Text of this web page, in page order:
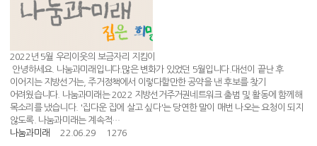
2022년 5월 우리이웃의 보금자리 지킴이
안녕하세요. 나눔과미래입니다.많은 변화가 있었던 5월입니다.대선이 끝난 후
이어지는 지방선거는, 주거정책에서 이렇다할만한 공약을 낸 후보를 찾기
어려웠습니다. 나눔과미래는 2022 지방선거주거권네트워크 출범 및 활동에 함께해
목소리를 냈습니다. '집다운 집에 살고 싶다'는 당연한 말이 매번 나오는 요청이 되지
않도록. 나눔과미래는 계속적…
나눔과미래
22.06.29 1276